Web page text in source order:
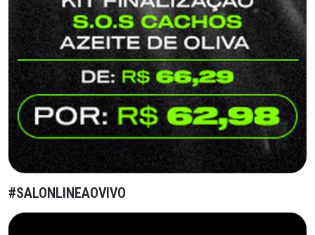
#SALONLINEAOVIVO